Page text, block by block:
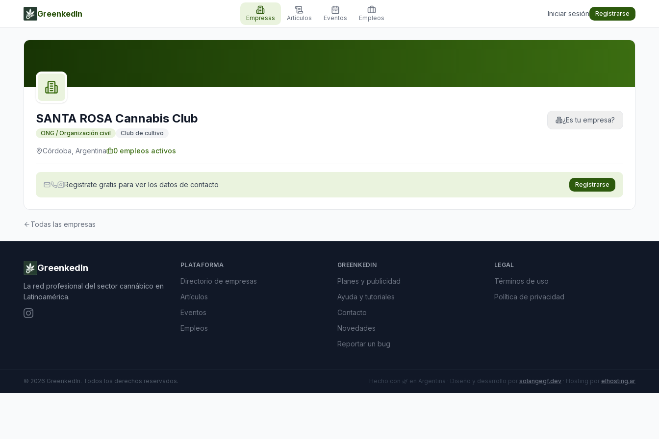
GreenkedIn Empresas Artículos Eventos Empleos
Iniciar sesión Registrarse
SANTA ROSA Cannabis Club
ONG / Organización civil Club de cultivo
¿Es tu empresa?
Córdoba, Argentina 0 empleos activos
Registrate gratis para ver los datos de contacto Registrarse
Todas las empresas
GreenkedIn
La red profesional del sector cannábico en
Latinoamérica.
PLATAFORMA
Directorio de empresas
Artículos
Eventos
Empleos
GREENKEDIN
Planes y publicidad
Ayuda y tutoriales
Contacto
Novedades
Reportar un bug
LEGAL
Términos de uso
Política de privacidad
© 2026 GreenkedIn. Todos los derechos reservados. Hecho con 🌿 en Argentina · Diseño y desarrollo por solangegf.dev · Hosting por elhosting.ar